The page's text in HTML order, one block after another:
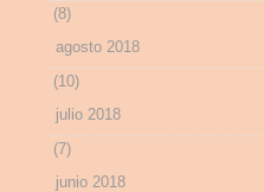
(8)
agosto 2018
(10)
julio 2018
(7)
junio 2018